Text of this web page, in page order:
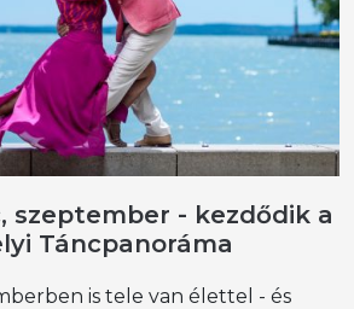
szeptember - kezdődik a
Táncpanoráma
is tele van élettel - és